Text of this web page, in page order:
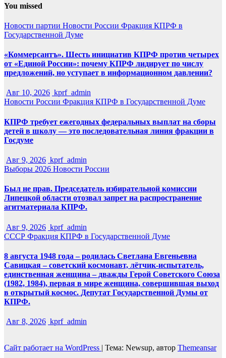
You missed
Новости партии Новости России Фракция КПРФ в
Государственной Думе
«Коммерсантъ». Шесть инициатив КПРФ против четырех
от «Единой России»: почему КПРФ лидирует по числу
предложений, но уступает в информационном давлении?
Авг 10, 2026 kprf_admin
Новости России Фракция КПРФ в Государственной Думе
КПРФ требует ежегодных федеральных выплат на сборы
детей в школу — это последовательная линия фракции в
Госдуме
Авг 9, 2026 kprf_admin
Выборы 2026 Новости России
Был не прав. Председатель избирательной комиссии
Липецкой области отозвал запрет на распространение
агитматериала КПРФ.
Авг 9, 2026 kprf_admin
СССР Фракция КПРФ в Государственной Думе
8 августа 1948 года – родилась Светлана Евгеньевна
Савицкая – советский космонавт, лётчик-испытатель,
единственная женщина – дважды Герой Советского Союза
(1982, 1984), первая в мире женщина, совершившая выход
в открытый космос. Депутат Государственной Думы от
КПРФ.
Авг 8, 2026 kprf_admin
Сайт работает на WordPress | Тема: Newsup, автор Themeansar